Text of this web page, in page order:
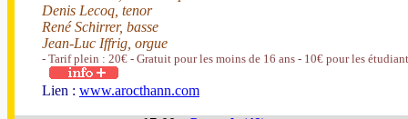
Denis Lecoq, tenor
René Schirrer, basse
Jean-Luc Iffrig, orgue
- Tarif plein : 20€ - Gratuit pour les moins de 16 ans - 10€ pour les
Lien : www.arocthann.com